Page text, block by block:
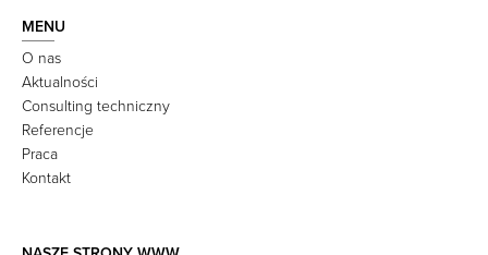
MENU
O nas
Aktualności
Consulting techniczny
Referencje
Praca
Kontakt